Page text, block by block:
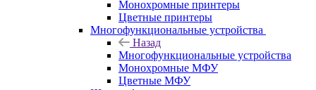
Моноxромныe принтеры
Цвeтныe принтеры
Многофункциональные устройства
Назад
Многофункциональные устройства
Монохромные МФУ
Цветные МФУ